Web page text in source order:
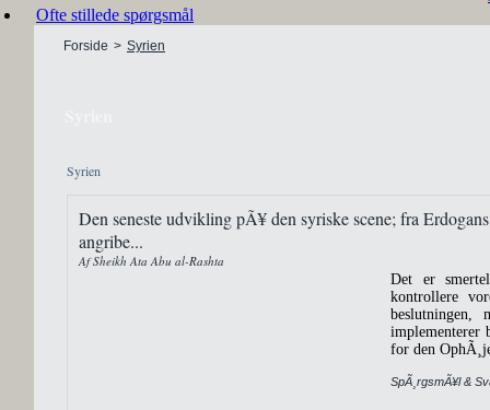
Ofte stillede spørgsmål
Forside > Syrien
Syrien
Den seneste udvikling pÃ¥ den syriske scene; fra
angribe...
Af Sheikh Ata Abu al-Rashta
Det er
kontrollere
beslutningen,
implementerer
for den
SpÃ¸rgsmÃ¥l &